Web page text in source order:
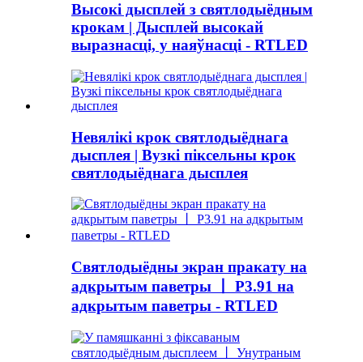
Высокі дысплей з святлодыёдным
крокам | Дысплей высокай
выразнасці, у наяўнасці - RTLED
Невялікі крок святлодыёднага
дысплея | Вузкі піксельны крок
святлодыёднага дысплея
Святлодыёдны экран пракату на
адкрытым паветры 丨 P3.91 на
адкрытым паветры - RTLED